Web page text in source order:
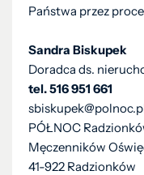
Państwa przez
Sandra Biskupek
Doradca ds.
tel. 516 951 661
PÓŁNOC
Męczenników
41-922 Radzionków